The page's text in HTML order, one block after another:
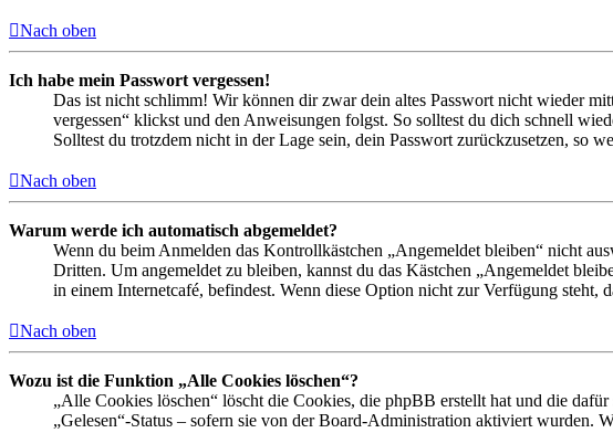
Nach oben
Ich habe mein Passwort vergessen!
Das ist nicht schlimm! Wir können dir zwar dein altes Passwort nicht wieder
vergessen“ klickst und den Anweisungen folgst. So solltest du dich schnell
Solltest du trotzdem nicht in der Lage sein, dein Passwort zurückzusetzen, so
Nach oben
Warum werde ich automatisch abgemeldet?
Wenn du beim Anmelden das Kontrollkästchen „Angemeldet bleiben“ nicht
Dritten. Um angemeldet zu bleiben, kannst du das Kästchen „Angemeldet
in einem Internetcafé, befindest. Wenn diese Option nicht zur Verfügung
Nach oben
Wozu ist die Funktion „Alle Cookies löschen“?
„Alle Cookies löschen“ löscht die Cookies, die phpBB erstellt hat und die
„Gelesen“-Status – sofern sie von der Board-Administration aktiviert wurden.